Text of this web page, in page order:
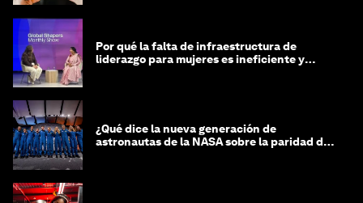
Por qué la falta de infraestructura de
liderazgo para mujeres es ineficiente y
¿Qué dice la nueva generación de
astronautas de la NASA sobre la paridad de